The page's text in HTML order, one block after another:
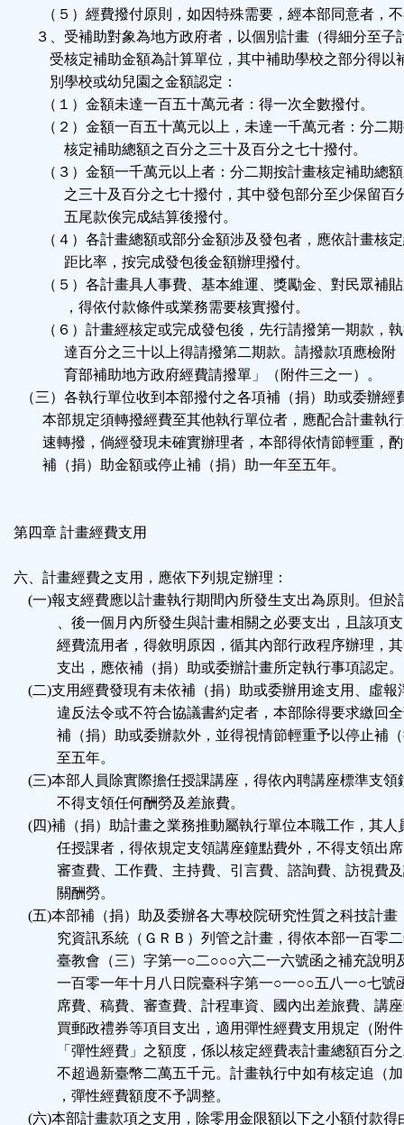
（５）經費撥付原則，如因特殊需要，經本部同意者，不
３、受補助對象為地方政府者，以個別計畫（得細分至子
受核定補助金額為計算單位，其中補助學校之部分得以
別學校或幼兒園之金額認定：
（１）金額未達一百五十萬元者：得一次全數撥付。
（２）金額一百五十萬元以上，未達一千萬元者：分二
核定補助總額之百分之三十及百分之七十撥付。
（３）金額一千萬元以上者：分二期按計畫核定補助總
之三十及百分之七十撥付，其中發包部分至少保留百
五尾款俟完成結算後撥付。
（４）各計畫總額或部分金額涉及發包者，應依計畫核
距比率，按完成發包後金額辦理撥付。
（５）各計畫具人事費、基本維運、獎勵金、對民眾補
，得依付款條件或業務需要核實撥付。
（６）計畫經核定或完成發包後，先行請撥第一期款，
達百分之三十以上得請撥第二期款。請撥款項應檢附
育部補助地方政府經費請撥單」（附件三之一）。
（三）各執行單位收到本部撥付之各項補（捐）助或委辦經
本部規定須轉撥經費至其他執行單位者，應配合計畫執
速轉撥，倘經發現未確實辦理者，本部得依情節輕重，
補（捐）助金額或停止補（捐）助一年至五年。
第四章 計畫經費支用
六、計畫經費之支用，應依下列規定辦理：
(一)報支經費應以計畫執行期間內所發生支出為原則。但於
、後一個月內所發生與計畫相關之必要支出，且該項支
經費流用者，得敘明原因，循其內部行政程序辦理，其
支出，應依補（捐）助或委辦計畫所定執行事項認定。
(二)支用經費發現有未依補（捐）助或委辦用途支用、虛報
違反法令或不符合協議書約定者，本部除得要求繳回全
補（捐）助或委辦款外，並得視情節輕重予以停止補（
至五年。
(三)本部人員除實際擔任授課講座，得依內聘講座標準支領
不得支領任何酬勞及差旅費。
(四)補（捐）助計畫之業務推動屬執行單位本職工作，其人
任授課者，得依規定支領講座鐘點費外，不得支領出席
審查費、工作費、主持費、引言費、諮詢費、訪視費及
關酬勞。
(五)本部補（捐）助及委辦各大專校院研究性質之科技計畫
究資訊系統（ＧＲＢ）列管之計畫，得依本部一百零二
臺教會（三）字第一○二○○○六二一六號函之補充說明
一百零一年十月八日院臺科字第一○一○○五八一○七號
席費、稿費、審查費、計程車資、國內出差旅費、講座
買郵政禮券等項目支出，適用彈性經費支用規定（附件
「彈性經費」之額度，係以核定經費表計畫總額百分之
不超過新臺幣二萬五千元。計畫執行中如有核定追（加
，彈性經費額度不予調整。
(六)本部計畫款項之支用，除零用金限額以下之小額付款得